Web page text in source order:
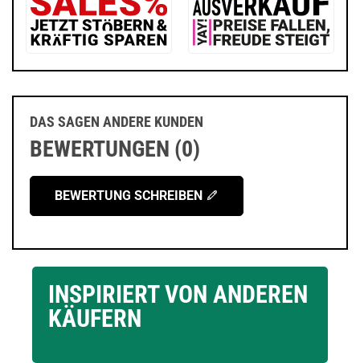
DAS SAGEN ANDERE KUNDEN
BEWERTUNGEN (0)
BEWERTUNG SCHREIBEN
INSPIRIERT VON ANDEREN
KÄUFERN